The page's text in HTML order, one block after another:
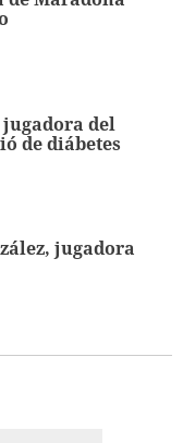
jugadora del
de diábetes
jugadora